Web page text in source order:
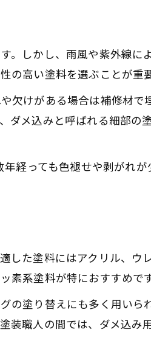
。しかし、雨風や紫外線に
高い塗料を選ぶことが重要
欠けがある場合は補修材で
ダメ込みと呼ばれる細部の
経っても色褪せや剥がれ
た塗料にはアクリル、ウ
素系塗料が特におすすめです
の塗り替えにも多く用いら
装職人の間では、ダメ込み